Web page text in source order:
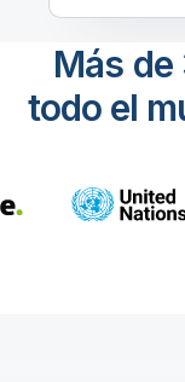
Más
todo el